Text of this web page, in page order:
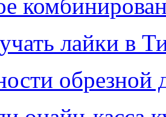
лайки в
обрезной